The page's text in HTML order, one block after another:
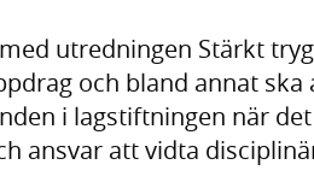
utredningen Stärkt
och bland annat ska
i lagstiftningen när
ansvar att vidta